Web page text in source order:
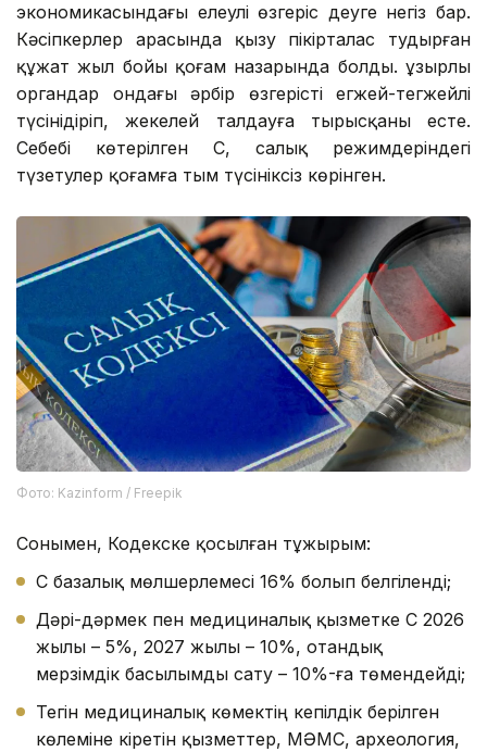
экономикасындағы елеулі өзгеріс деуге негіз бар.
Кәсіпкерлер арасында қызу пікірталас тудырған
құжат жыл бойы қоғам назарында болды. Құзырлы
органдар ондағы әрбір өзгерісті егжей-тегжейлі
түсінідіріп, жекелей талдауға тырысқаны есте.
Себебі көтерілген ҚҚС, салық режимдеріндегі
түзетулер қоғамға тым түсініксіз көрінген.
Фото: Kazinform / Freepik
Сонымен, Кодекске қосылған тұжырым:
ҚҚС базалық мөлшерлемесі 16% болып белгіленді;
Дәрі-дәрмек пен медициналық қызметке ҚҚС 2026
жылы – 5%, 2027 жылы – 10%, отандық
мерзімдік басылымды сату – 10%-ға төмендейді;
Тегін медициналық көмектің кепілдік берілген
көлеміне кіретін қызметтер, МӘМС, археология,